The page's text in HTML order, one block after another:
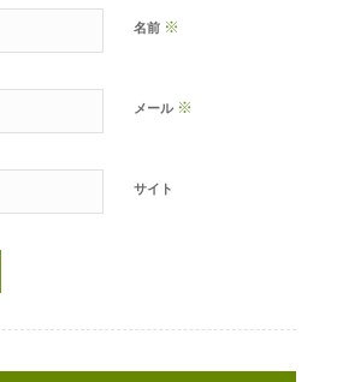
名前 ※
メール ※
サイト